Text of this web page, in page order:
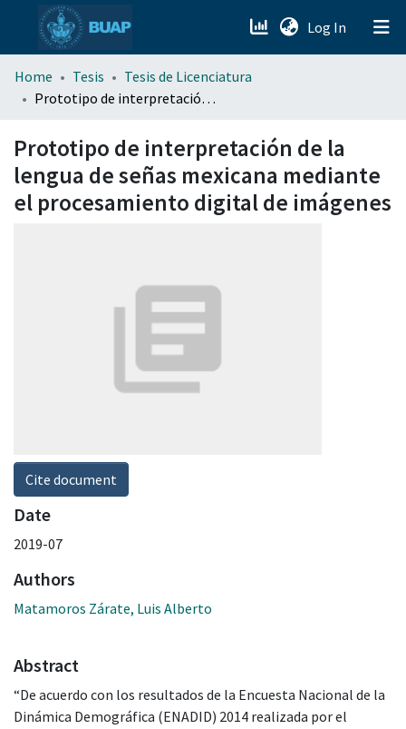
Log In (current)
menu.section.about_menu
Home Tesis
Tesis de Licenciatura
Prototipo de interpretación de la lengua de señas mexicana mediante el procesamiento digital de imágenes
Prototipo de interpretación de la
lengua de señas mexicana mediante
el procesamiento digital de imágenes
Cite document
Date
2019-07
Authors
Matamoros Zárate, Luis Alberto
Abstract
“De acuerdo con los resultados de la Encuesta Nacional de la
Dinámica Demográfica (ENADID) 2014 realizada por el